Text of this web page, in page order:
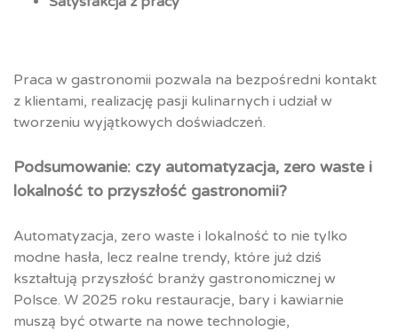
Praca w gastronomii pozwala na bezpośredni kontakt
z klientami, realizację pasji kulinarnych i udział w
tworzeniu wyjątkowych doświadczeń.
Podsumowanie: czy automatyzacja, zero waste i
lokalność to przyszłość gastronomii?
Automatyzacja, zero waste i lokalność to nie tylko
modne hasła, lecz realne trendy, które już dziś
kształtują przyszłość branży gastronomicznej w
Polsce. W 2025 roku restauracje, bary i kawiarnie
muszą być otwarte na nowe technologie,